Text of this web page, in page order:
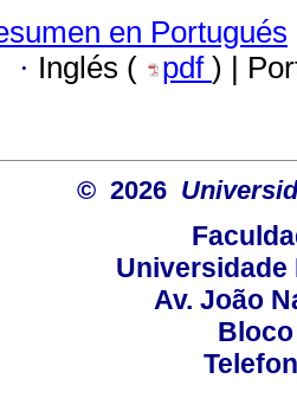
en Portugués
· Inglés ( pdf ) |
© 2026
Universidade
Av. João
Bloco